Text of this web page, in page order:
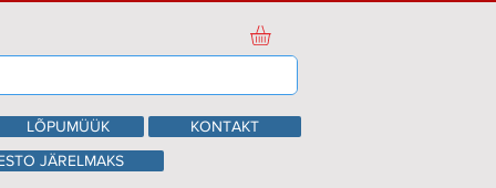
LÕPUMÜÜK
KONTAKT
JÄRELMAKS